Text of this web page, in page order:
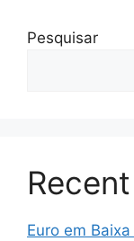
Pesquisar
Euro em